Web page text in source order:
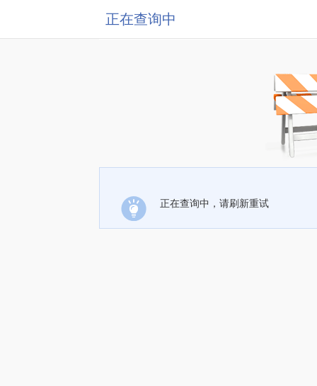
正在查询中
正在查询中，请刷新重试